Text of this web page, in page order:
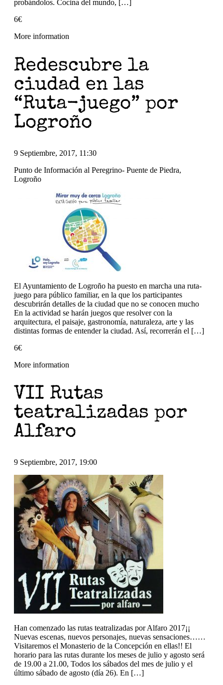
probándolos. Cocina del mundo, […]
6€
More information
Redescubre la
ciudad en las
“Ruta-juego” por
Logroño
9 Septiembre, 2017, 11:30
Punto de Información al Peregrino- Puente de Piedra,
Logroño
El Ayuntamiento de Logroño ha puesto en marcha una ruta-
juego para público familiar, en la que los participantes
descubrirán detalles de la ciudad que no se conocen mucho
En la actividad se harán juegos que resolver con la
arquitectura, el paisaje, gastronomía, naturaleza, arte y las
distintas formas de entender la ciudad. Así, recorrerán el […]
6€
More information
VII Rutas
teatralizadas por
Alfaro
9 Septiembre, 2017, 19:00
Han comenzado las rutas teatralizadas por Alfaro 2017¡¡
Nuevas escenas, nuevos personajes, nuevas sensaciones……
Visitaremos el Monasterio de la Concepción en ellas!! El
horario para las rutas durante los meses de julio y agosto será
de 19.00 a 21.00, Todos los sábados del mes de julio y el
último sábado de agosto (día 26). En […]